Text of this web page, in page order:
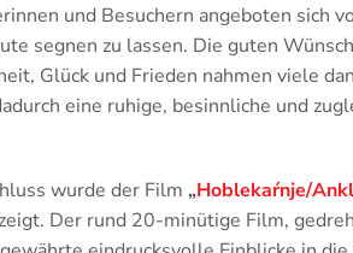
und Besuchern angeboten sich
segnen zu lassen. Die guten
Glück und Frieden nahmen viele
eine ruhige, besinnliche und
wurde der Film„Hoblekaŕnje/
Der rund 20-minütige Film,